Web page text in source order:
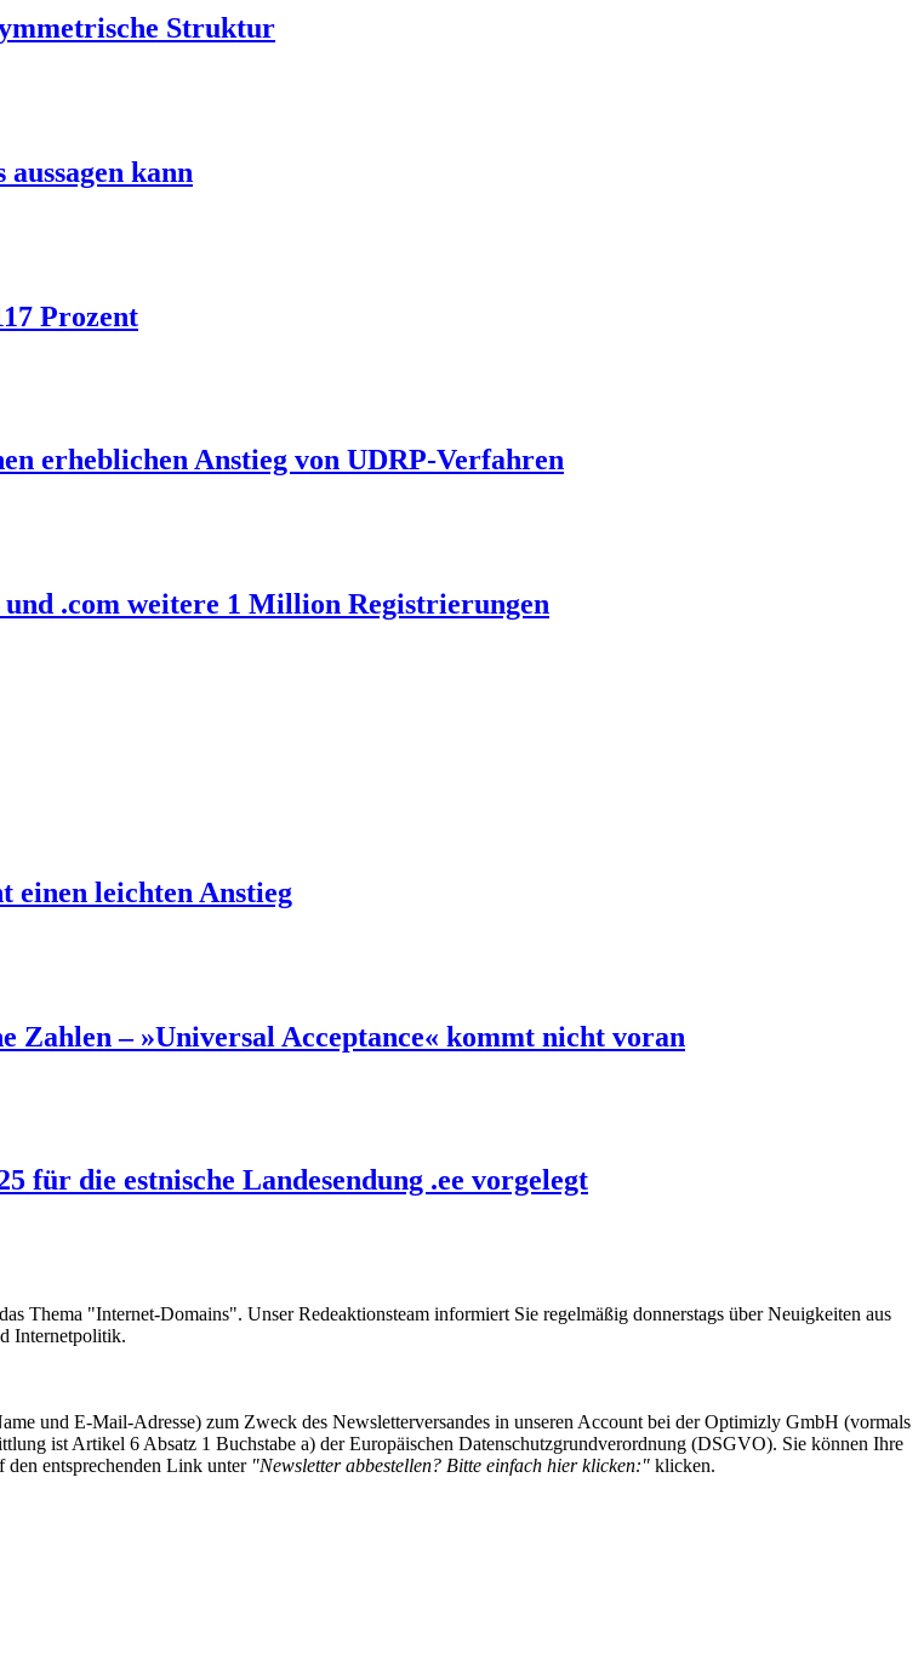
Struktur
kann
Prozent
erheblichen Anstieg von UDRP-Verfahren
.com weitere 1 Million Registrierungen
einen leichten Anstieg
– »Universal Acceptance« kommt nicht voran
für die estnische Landesendung .ee vorgelegt
Thema "Internet-Domains". Unser Redeaktionsteam informiert Sie regelmäßig donnerstags über Neuigkeiten aus
Internetpolitik.
und E-Mail-Adresse) zum Zweck des Newsletterversandes in unseren Account bei der Optimizly GmbH (vormals
ist Artikel 6 Absatz 1 Buchstabe a) der Europäischen Datenschutzgrundverordnung (DSGVO). Sie können Ihre
entsprechenden Link unter "Newsletter abbestellen? Bitte einfach hier klicken:" klicken.